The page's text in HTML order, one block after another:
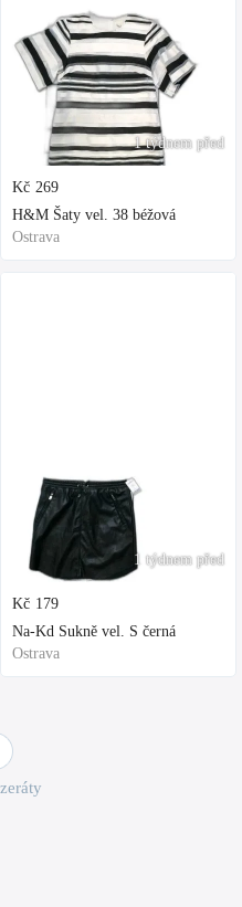
1 týdnem před
Kč 269
H&M Šaty vel. 38 béžová
Ostrava
1 týdnem před
Kč 179
Na-Kd Sukně vel. S černá
Ostrava